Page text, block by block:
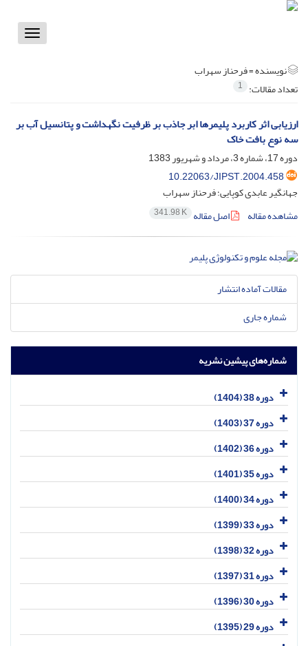
Toggle
نویسنده =فرحناز سهراب
تعداد مقالات: 1
ارزیابی اثر کاربرد پلیمرها ابر جاذب بر ظرفیت نگهداشت و پتانسیل آب بر
سه نوع بافت خاک
دوره 17، شماره 3، مرداد و شهریور 1383
10.22063/JIPST.2004.458
جهانگیر عابدی کوپایی؛ فرحناز سهراب
مشاهده مقاله
اصل مقاله 341.98 K
مقالات آماده انتشار
شماره جاری
شماره‌های پیشین نشریه
دوره 38 (1404)
دوره 37 (1403)
دوره 36 (1402)
دوره 35 (1401)
دوره 34 (1400)
دوره 33 (1399)
دوره 32 (1398)
دوره 31 (1397)
دوره 30 (1396)
دوره 29 (1395)